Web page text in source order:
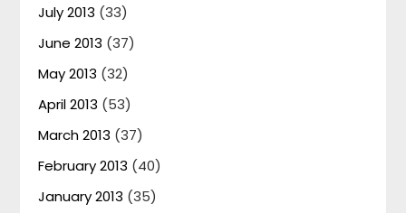
July 2013 (33)
June 2013 (37)
May 2013 (32)
April 2013 (53)
March 2013 (37)
February 2013 (40)
January 2013 (35)